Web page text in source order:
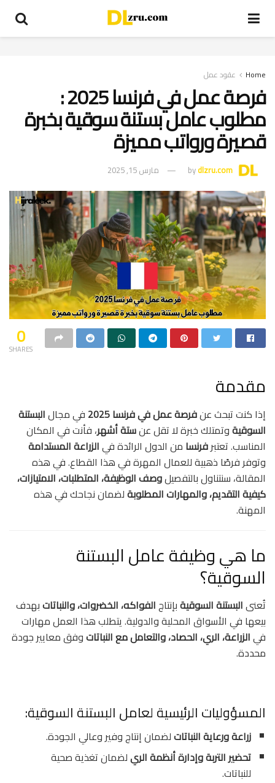
Home عقود عمل
فرصة عمل في فرنسا 2025 :
مطلوب عامل بستنة سوقية بخبرة
قصيرة ورواتب مميزة
bydlzru.com مارس 15, 2025
0
SHARES
مقدمة
إذا كنت تبحث عنفرصة عمل في فرنسا 2025 في مجالالبستنة
السوقيةوتمتلك خبرة لا تقل عنستة أشهر، فأنت في المكان
المناسب. تعتبرفرنسا من الدول الرائدة فيالزراعة المستدامة
وتوفر فرصًا ذهبية للعمال المهرة في هذا القطاع. في هذه
المقالة، سنتناول بالتفصيلوصف الوظيفة، المتطلبات، الامتيازات،
كيفية التقديم، والمهارات المطلوبةلضمان نجاحك في هذه
المهنة.
ما هي وظيفة عامل البستنة
السوقية؟
تُعنىالبستنة السوقيةبإنتاجالفواكه، الخضروات، والنباتاتبهدف
بيعها في الأسواق المحلية والدولية. يتطلب هذا العمل مهارات
فيالزراعة، الري، الحصاد، والتعامل مع النباتاتوفق معايير جودة
محددة.
المسؤوليات الرئيسية لعامل البستنة السوقية:
زراعة ورعاية النباتاتلضمان إنتاج وفير وعالي الجودة.
تحضير التربة وإدارة أنظمة الريلضمان تغذية صحية
للنباتات.